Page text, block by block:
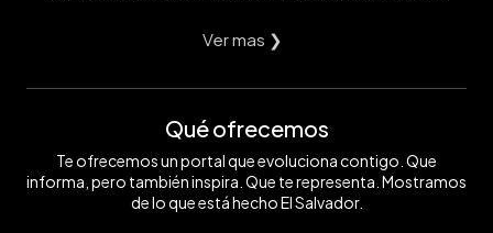
Ver mas ❯
Qué ofrecemos
Te ofrecemos un portal que evoluciona contigo. Que
informa, pero también inspira. Que te representa. Mostramos
de lo que está hecho El Salvador.